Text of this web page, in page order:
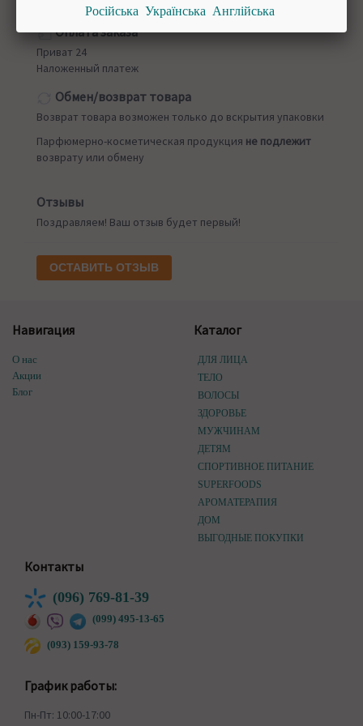
Новая почта от 50 грн
Оплата заказа
Приват 24
Наложенный платеж
Обмен/возврат товара
Возврат товара возможен только до вскрытия упаковки
Парфюмерно-косметическая продукция не подлежит
возврату или обмену
Отзывы
Поздравляем! Ваш отзыв будет первый!
ОСТАВИТЬ ОТЗЫВ
Навигация
О нас
Акции
Блог
Каталог
ДЛЯ ЛИЦА
ТЕЛО
ВОЛОСЫ
ЗДОРОВЬЕ
МУЖЧИНАМ
ДЕТЯМ
СПОРТИВНОЕ ПИТАНИЕ
SUPERFOODS
АРОМАТЕРАПИЯ
ДОМ
ВЫГОДНЫЕ ПОКУПКИ
Контакты
(096) 769-81-39
(099) 495-13-65
(093) 159-93-78
График работы:
Пн-Пт: 10:00-17:00
Російська Українська Англійська